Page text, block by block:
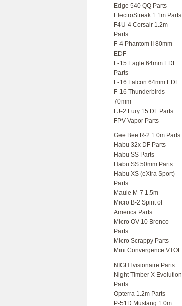
Edge 540 QQ Parts
ElectroStreak 1.1m Parts
F4U-4 Corsair 1.2m
Parts
F-4 Phantom II 80mm
EDF
F-15 Eagle 64mm EDF
Parts
F-16 Falcon 64mm EDF
F-16 Thunderbirds
70mm
FJ-2 Fury 15 DF Parts
FPV Vapor Parts
Gee Bee R-2 1.0m Parts
Habu 32x DF Parts
Habu SS Parts
Habu SS 50mm Parts
Habu XS (eXtra Sport)
Parts
Maule M-7 1.5m
Micro B-2 Spirit of
America Parts
Micro OV-10 Bronco
Parts
Micro Scrappy Parts
Mini Convergence VTOL
NIGHTvisionaire Parts
Night Timber X Evolution
Parts
Opterra 1.2m Parts
P-51D Mustang 1.0m